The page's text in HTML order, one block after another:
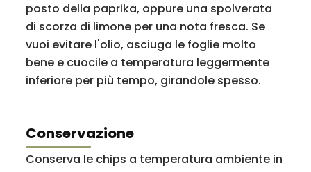
posto della paprika, oppure una spolverata
di scorza di limone per una nota fresca. Se
vuoi evitare l'olio, asciuga le foglie molto
bene e cuocile a temperatura leggermente
inferiore per più tempo, girandole spesso.
Conservazione
Conserva le chips a temperatura ambiente in